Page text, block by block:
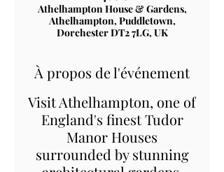
Athelhampton House & Gardens,
Athelhampton, Puddletown,
Dorchester DT2 7LG, UK
À propos de l'événement
Visit Athelhampton, one of
England's finest Tudor
Manor Houses
surrounded by stunning